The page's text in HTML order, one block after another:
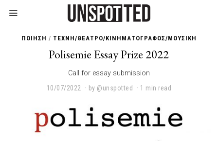
ΠΟΙΗΣΗ / ΤΕΧΝΗ/ΘΕΑΤΡΟ/ΚΙΝΗΜΑΤΟΓΡΑΦΟΣ/ΜΟΥΣΙΚΗ
Polisemie Essay Prize 2022
Call for essay submission
10/07/2022
7
by @unspotted 1 min read